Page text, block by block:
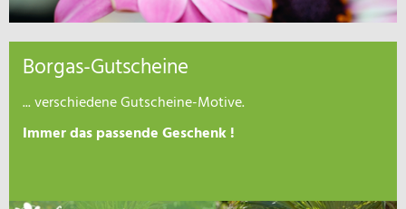
Borgas-Gutscheine
... verschiedene Gutscheine-Motive.
Immer das passende Geschenk !